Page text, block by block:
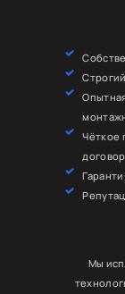
Чёткое
Мы